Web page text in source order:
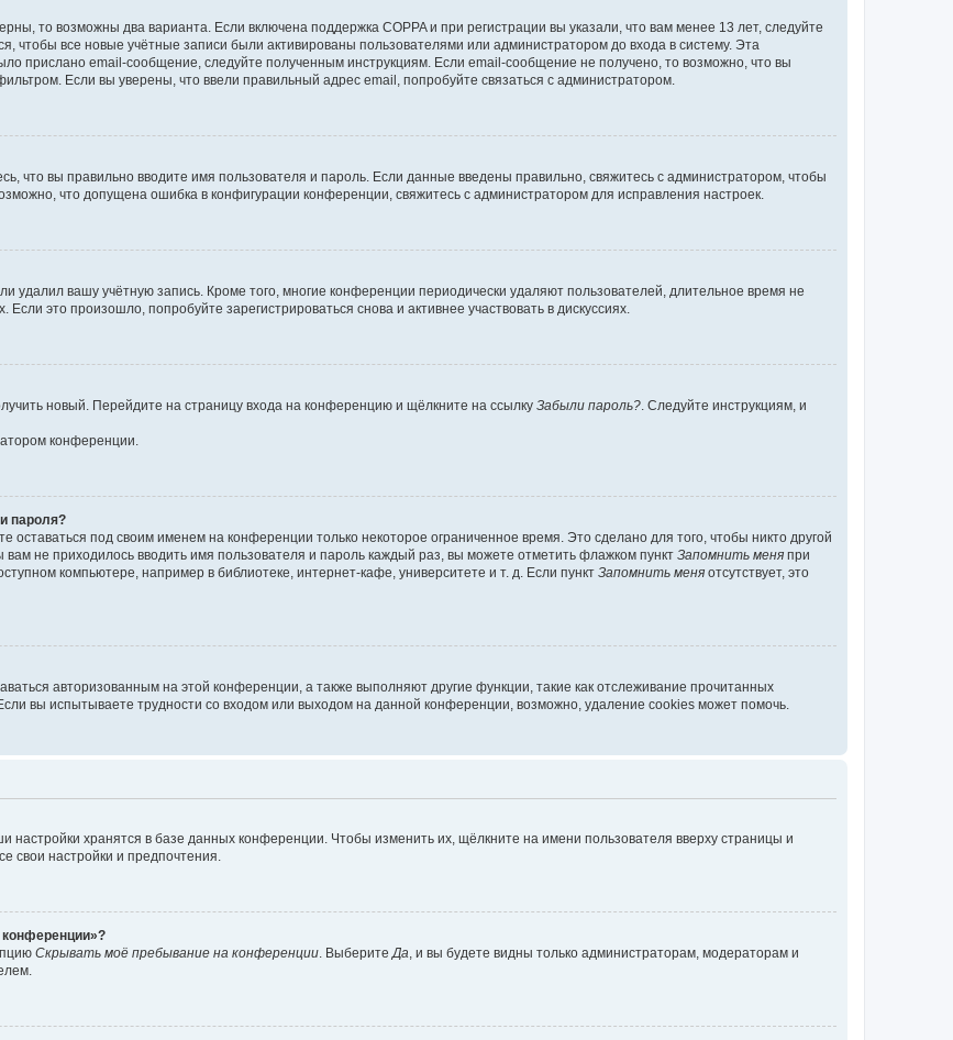
то возможны два варианта. Если включена поддержка COPPA и при регистрации вы указали, что вам менее 13 лет, следуйте
чтобы все новые учётные записи были активированы пользователями или администратором до входа в систему. Эта
прислано email-сообщение, следуйте полученным инструкциям. Если email-сообщение не получено, то возможно, что вы
Если вы уверены, что ввели правильный адрес email, попробуйте связаться с администратором.
что вы правильно вводите имя пользователя и пароль. Если данные введены правильно, свяжитесь с администратором, чтобы
что допущена ошибка в конфигурации конференции, свяжитесь с администратором для исправления настроек.
удалил вашу учётную запись. Кроме того, многие конференции периодически удаляют пользователей, длительное время не
это произошло, попробуйте зарегистрироваться снова и активнее участвовать в дискуссиях.
новый. Перейдите на страницу входа на конференцию и щёлкните на ссылку Забыли пароль? . Следуйте инструкциям, и
конференции.
пароля?
оставаться под своим именем на конференции только некоторое ограниченное время. Это сделано для того, чтобы никто другой
вам не приходилось вводить имя пользователя и пароль каждый раз, вы можете отметить флажком пункт Запомнить меня при
компьютере, например в библиотеке, интернет-кафе, университете и т. д. Если пункт Запомнить меня отсутствует, это
авторизованным на этой конференции, а также выполняют другие функции, такие как отслеживание прочитанных
вы испытываете трудности со входом или выходом на данной конференции, возможно, удаление cookies может помочь.
настройки хранятся в базе данных конференции. Чтобы изменить их, щёлкните на имени пользователя вверху страницы и
свои настройки и предпочтения.
конференции»?
Скрывать моё пребывание на конференции . Выберите Да , и вы будете видны только администраторам, модераторам и